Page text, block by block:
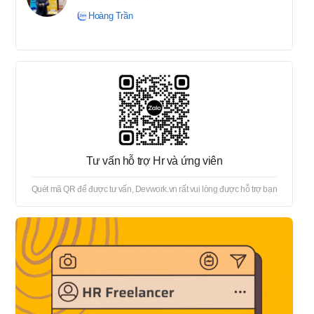
tuyển → Offer → Thủ tục
Hoàng Trần
Tư vấn hỗ trợ Hr và ứng viên
Quét mã QR để được tư vấn, Devwork.vn rất vui lòng được hỗ trợ bạn